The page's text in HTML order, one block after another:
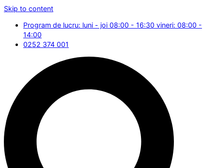
Skip to content
Program de lucru: luni - joi 08:00 - 16:30 vineri: 08:00 -
14:00
0252 374 001